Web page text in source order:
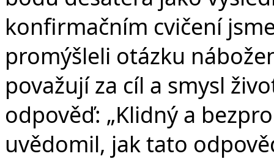
konfirmačním cvičení
promýšleli otázku
považují za cíl a smysl
odpověď: „Klidný a
uvědomil, jak tato